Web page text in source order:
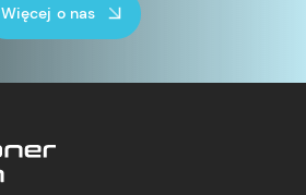
Więcej o nas